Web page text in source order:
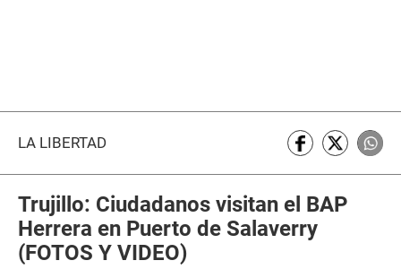
LA LIBERTAD
Trujillo: Ciudadanos visitan el BAP
Herrera en Puerto de Salaverry
(FOTOS Y VIDEO)